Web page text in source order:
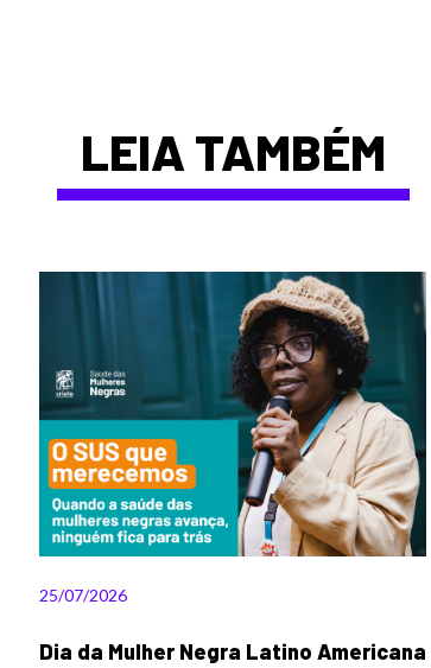
LEIA TAMBÉM
25/07/2026
Dia da Mulher Negra Latino Americana